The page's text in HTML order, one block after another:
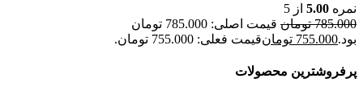
نمره 5.00 از 5
785.000 تومان
قیمت اصلی: 785.000 تومان
بود.755.000 تومانقیمت فعلی: 755.000 تومان.
پرفروشترین محصولات